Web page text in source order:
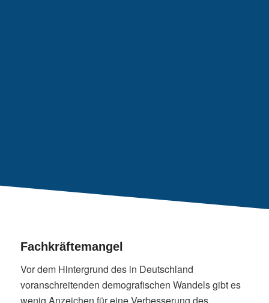
Fachkräftemangel
Vor dem Hintergrund des in Deutschland
voranschreitenden demografischen Wandels gibt es
wenig Anzeichen für eine Verbesserung des